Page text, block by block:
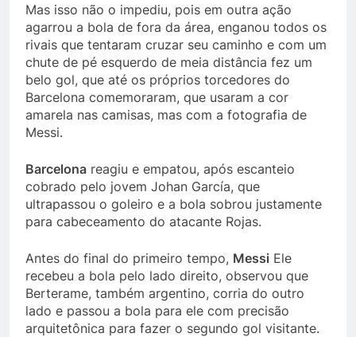
Mas isso não o impediu, pois em outra ação
agarrou a bola de fora da área, enganou todos os
rivais que tentaram cruzar seu caminho e com um
chute de pé esquerdo de meia distância fez um
belo gol, que até os próprios torcedores do
Barcelona comemoraram, que usaram a cor
amarela nas camisas, mas com a fotografia de
Messi.
Barcelona reagiu e empatou, após escanteio
cobrado pelo jovem Johan García, que
ultrapassou o goleiro e a bola sobrou justamente
para cabeceamento do atacante Rojas.
Antes do final do primeiro tempo, Messi Ele
recebeu a bola pelo lado direito, observou que
Berterame, também argentino, corria do outro
lado e passou a bola para ele com precisão
arquitetônica para fazer o segundo gol visitante.